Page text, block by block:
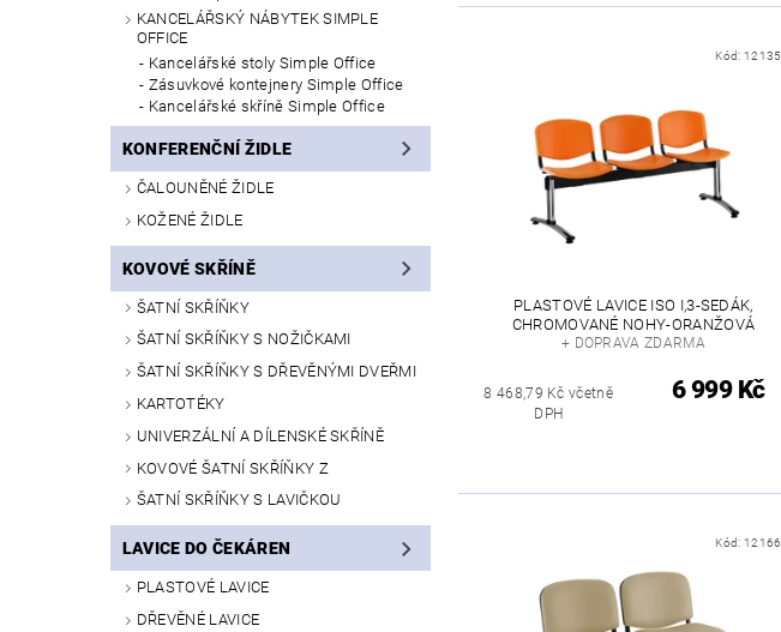
KANCELÁŘSKÝ NÁBYTEK SIMPLE
OFFICE
Kancelářské stoly Simple Office
Zásuvkové kontejnery Simple Office
Kancelářské skříně Simple Office
KONFERENČNÍ ŽIDLE
ČALOUNĚNÉ ŽIDLE
KOŽENÉ ŽIDLE
KOVOVÉ SKŘÍNĚ
ŠATNÍ SKŘÍŇKY
ŠATNÍ SKŘÍŇKY S NOŽIČKAMI
ŠATNÍ SKŘÍŇKY S DŘEVĚNÝMI DVEŘMI
KARTOTÉKY
UNIVERZÁLNÍ A DÍLENSKÉ SKŘÍNĚ
KOVOVÉ ŠATNÍ SKŘÍŇKY Z
ŠATNÍ SKŘÍŇKY S LAVIČKOU
LAVICE DO ČEKÁREN
PLASTOVÉ LAVICE
DŘEVĚNÉ LAVICE
Kód: 12135
PLASTOVÉ LAVICE ISO I,3-SEDÁK,
CHROMOVANÉ NOHY-ORANŽOVÁ
+ DOPRAVA ZDARMA
8 468,79 Kč včetně
DPH
6 999 Kč
Kód: 12166